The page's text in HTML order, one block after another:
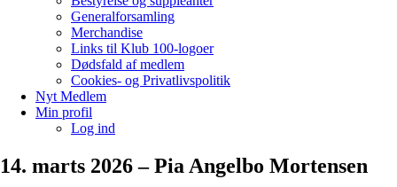
Generalforsamling
Merchandise
Links til Klub 100-logoer
Dødsfald af medlem
Cookies- og Privatlivspolitik
Nyt Medlem
Min profil
Log ind
14. marts 2026 – Pia Angelbo Mortensen